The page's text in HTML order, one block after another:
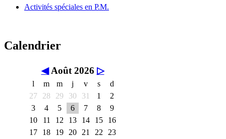
Activités spéciales en P.M.
Calendrier
◀ Août 2026 ▷
l m m j v s
d
27
28 29 30 31 1
2
3
4 5 6 7 8
9
10
11 12 13 14 15
16
17
18 19 20 21 22
23